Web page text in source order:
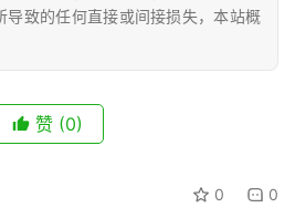
导致的任何直接或间接损失，本站概
赞 (0)
0 0